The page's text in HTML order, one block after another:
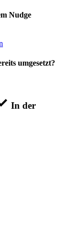
Nudge
umgesetzt?
In der